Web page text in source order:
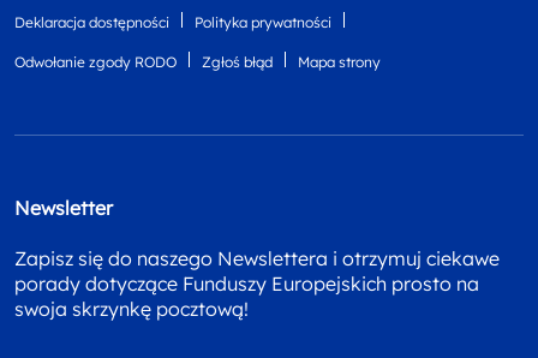
Deklaracja dostępności Polityka prywatności
Odwołanie zgody RODO Zgłoś błąd Mapa strony
Newsletter
Zapisz się do naszego Newslettera i otrzymuj ciekawe
porady dotyczące Funduszy Europejskich prosto na
swoja skrzynkę pocztową!